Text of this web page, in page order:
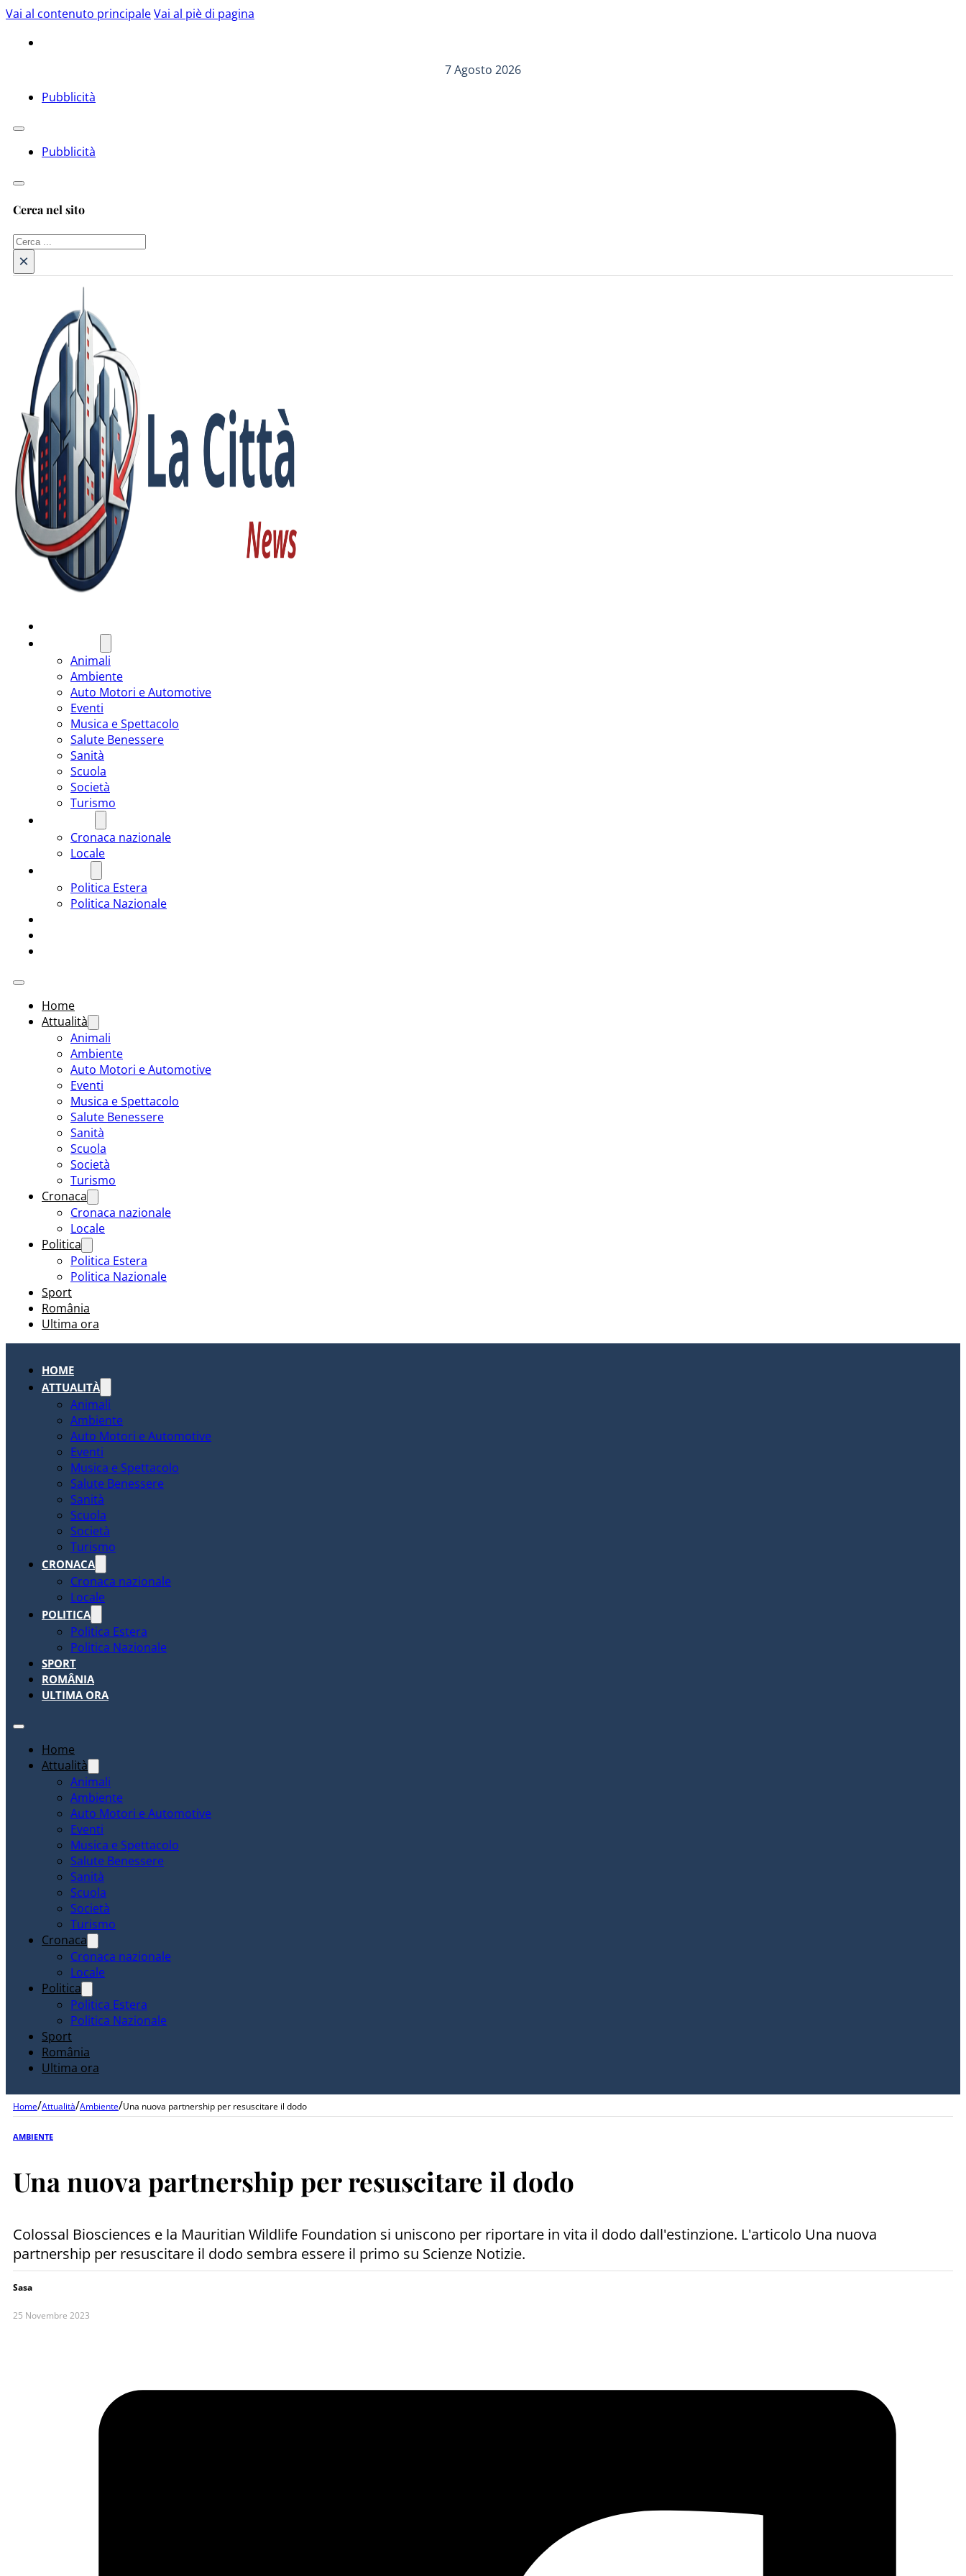
Vai al contenuto principaleVai al piè di pagina
7 Agosto 2026
Pubblicità
Pubblicità
Cerca nel sito
Cerca
×
Animali
Ambiente
Auto Motori e Automotive
Eventi
Musica e Spettacolo
Salute Benessere
Sanità
Scuola
Società
Turismo
Cronaca nazionale
Locale
Politica Estera
Politica Nazionale
Home
Attualità
Animali
Ambiente
Auto Motori e Automotive
Eventi
Musica e Spettacolo
Salute Benessere
Sanità
Scuola
Società
Turismo
Cronaca
Cronaca nazionale
Locale
Politica
Politica Estera
Politica Nazionale
Sport
România
Ultima ora
HOME
ATTUALITÀ
Animali
Ambiente
Auto Motori e Automotive
Eventi
Musica e Spettacolo
Salute Benessere
Sanità
Scuola
Società
Turismo
CRONACA
Cronaca nazionale
Locale
POLITICA
Politica Estera
Politica Nazionale
SPORT
ROMÂNIA
ULTIMA ORA
Home
Attualità
Animali
Ambiente
Auto Motori e Automotive
Eventi
Musica e Spettacolo
Salute Benessere
Sanità
Scuola
Società
Turismo
Cronaca
Cronaca nazionale
Locale
Politica
Politica Estera
Politica Nazionale
Sport
România
Ultima ora
Home/Attualità/Ambiente/Una nuova partnership per resuscitare il dodo
AMBIENTE
Una nuova partnership per resuscitare il dodo
Colossal Biosciences e la Mauritian Wildlife Foundation si uniscono per riportare in vita il dodo dall'estinzione. L'articolo Una nuova
partnership per resuscitare il dodo sembra essere il primo su Scienze Notizie.
Sasa
25 Novembre 2023